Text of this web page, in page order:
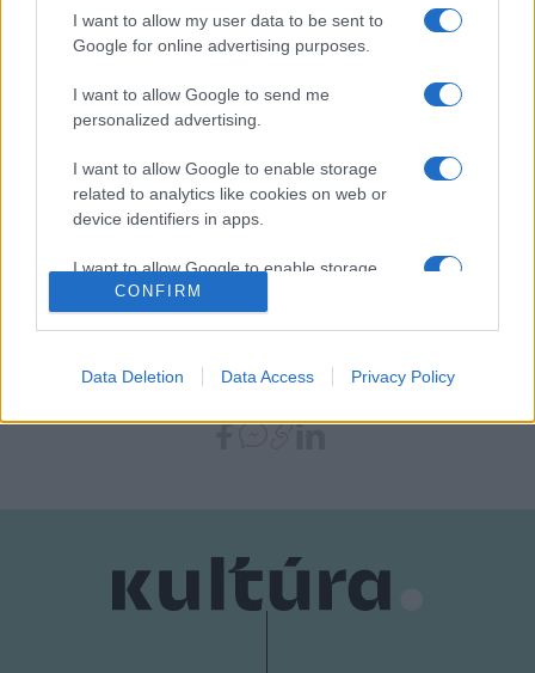
I want to allow my user data to be sent to
Google for online advertising purposes.
I want to allow Google to send me
personalized advertising.
I want to allow Google to enable storage
related to analytics like cookies on web or
device identifiers in apps.
I want to allow Google to enable storage
related to functionality of the website or app.
related to personalization.
I want to allow Google to enable storage
CONFIRM
Data Deletion Data Access Privacy Policy
operatőr: Gózon Francisco
vágó: Czakó Judit
szereplők: Varga Mária, Marian Rusache, Varga Rózsika,
Marius Bodochi, Csere Ágnes, Fodor Noémi, Bogdán
Zsolt, Dan Tudor, Csonka Ibolya, Derzsi János, Ababi
Csilla, Csutak Réka, Eugen Colonel, Geangos Anna Maria,